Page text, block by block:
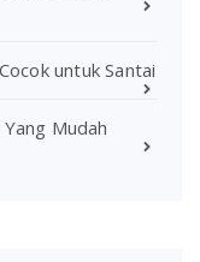
untuk Santai
Mudah